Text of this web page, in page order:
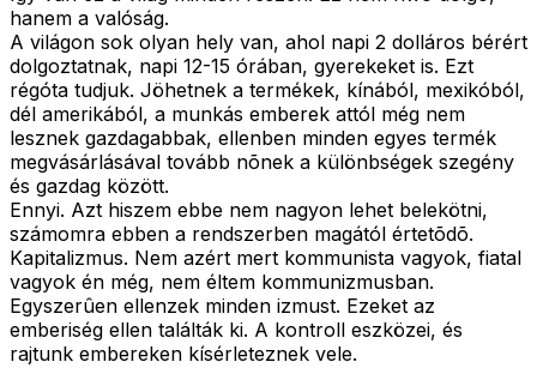
hanem a valóság.
A világon sok olyan hely van, ahol napi 2 dolláros bérért
dolgoztatnak, napi 12-15 órában, gyerekeket is. Ezt
régóta tudjuk. Jöhetnek a termékek, kínából, mexikóból,
dél amerikából, a munkás emberek attól még nem
lesznek gazdagabbak, ellenben minden egyes termék
megvásárlásával tovább nõnek a különbségek szegény
és gazdag között.
Ennyi. Azt hiszem ebbe nem nagyon lehet belekötni,
számomra ebben a rendszerben magától értetõdõ.
Kapitalizmus. Nem azért mert kommunista vagyok, fiatal
vagyok én még, nem éltem kommunizmusban.
Egyszerûen ellenzek minden izmust. Ezeket az
emberiség ellen találták ki. A kontroll eszközei, és
rajtunk embereken kísérleteznek vele.